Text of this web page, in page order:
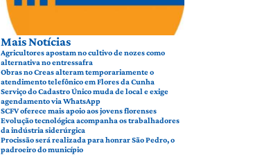
Mais Notícias
Agricultores apostam no cultivo de nozes como
alternativa no entressafra
Obras no Creas alteram temporariamente o
atendimento telefônico em Flores da Cunha
Serviço do Cadastro Único muda de local e exige
agendamento via WhatsApp
SCFV oferece mais apoio aos jovens florenses
Evolução tecnológica acompanha os trabalhadores
da indústria siderúrgica
Procissão será realizada para honrar São Pedro, o
padroeiro do município